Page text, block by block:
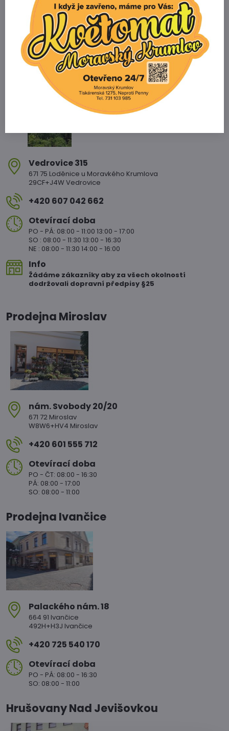
Email
info@zahradnictvikopetka.cz
Zahradnictví Vedrovice
Vedrovice 315
671 75 Loděnice u Moravkého Krumlova
29CF+J4W Vedrovice
+420 607 042 662
Otevírací doba
PO - PÁ: 08:00 - 11:00 13:00 - 17:00
SO : 08:00 - 11:30 13:00 - 16:30
NE : 08:00 - 11:30 14:00 - 16:00
Info
Žádáme zákazníky aby za všech okolností
dodržovali dopravní předpisy §25
Prodejna Miroslav
nám​. Svobody 20/20
671 72 Miroslav
W8W6+HV4 Miroslav
+420 601 555 712
Otevírací doba
PO - ČT: 08:00 - 16:30
PÁ: 08:00 - 17:00
SO: 08:00 - 11:00
Prodejna Ivančice
Palackého nám​. 18
664 91 Ivančice
492H+H3J Ivančice
+420 725 540 170
Otevírací doba
PO - PÁ: 08:00 - 16:30
SO: 08:00 - 11:00
Hrušovany Nad Jevišovkou